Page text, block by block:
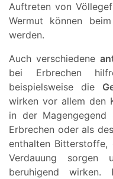
Auftreten von
Wermut können
werden.
Auch verschiedene
bei Erbrechen
beispielsweise die
wirken vor allem den
in der Magengegend
Erbrechen oder als
enthalten
Verdauung
beruhigend